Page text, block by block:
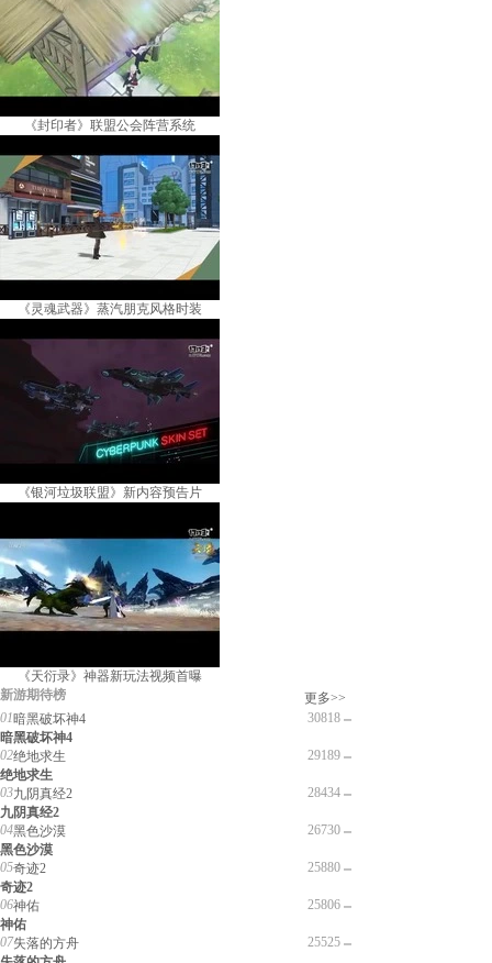
《封印者》联盟公会阵营系统
《灵魂武器》蒸汽朋克风格时装
《银河垃圾联盟》新内容预告片
《天衍录》神器新玩法视频首曝
新游期待榜
更多>>
01
30818
暗黑破坏神4
暗黑破坏神4
02
29189
绝地求生
绝地求生
03
28434
九阴真经2
九阴真经2
04
26730
黑色沙漠
黑色沙漠
05
25880
奇迹2
奇迹2
06
25806
神佑
神佑
07
25525
失落的方舟